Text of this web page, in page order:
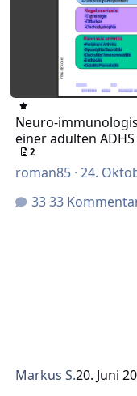
Neuro-
einer adulten
2
roman85 ·24.
33
Markus S.20. Juni